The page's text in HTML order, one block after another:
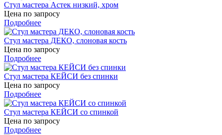
Стул мастера Астек низкий, хром
Цена по запросу
Подробнее
Стул мастера ДЕКО, слоновая кость
Цена по запросу
Подробнее
Стул мастера КЕЙСИ без спинки
Цена по запросу
Подробнее
Стул мастера КЕЙСИ со спинкой
Цена по запросу
Подробнее